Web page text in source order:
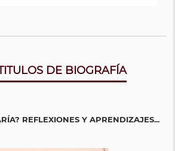
DE BIOGRAFÍA
REFLEXIONES Y APRENDIZAJES...